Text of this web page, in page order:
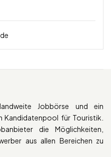
Jobbörse und ein
Kandidatenpool für Touristik.
die Möglichkeiten,
aus allen Bereichen zu